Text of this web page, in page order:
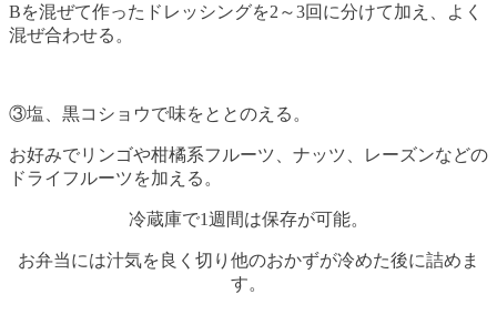
Bを混ぜて作ったドレッシングを2～3回に分けて加え、よく
混ぜ合わせる。
③塩、黒コショウで味をととのえる。
お好みでリンゴや柑橘系フルーツ、ナッツ、レーズンなどの
ドライフルーツを加える。
冷蔵庫で1週間は保存が可能。
お弁当には汁気を良く切り他のおかずが冷めた後に詰めま
す。